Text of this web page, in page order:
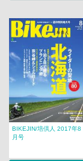
BIKEJIN/培倶人 2017年8
月号